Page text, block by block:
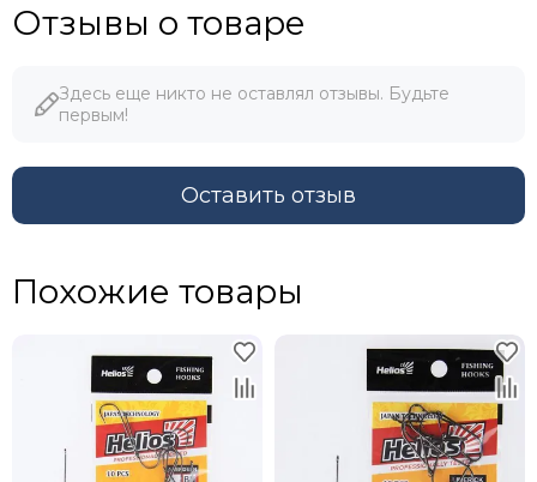
Отзывы о товаре
Здесь еще никто не оставлял отзывы. Будьте
первым!
Оставить отзыв
Похожие товары